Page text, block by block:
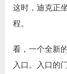
这时，迪克正
程。
看，一个全新
入口。入口的